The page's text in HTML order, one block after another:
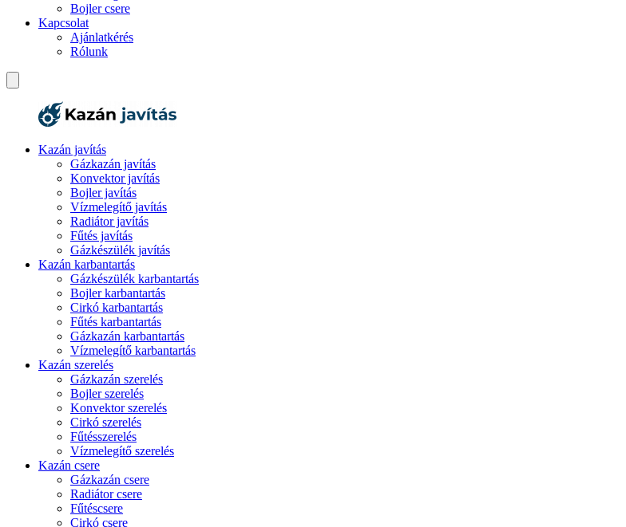
Bojler csere
Kapcsolat
Ajánlatkérés
Rólunk
Kazán javítás
Gázkazán javítás
Konvektor javítás
Bojler javítás
Vízmelegítő javítás
Radiátor javítás
Fűtés javítás
Gázkészülék javítás
Kazán karbantartás
Gázkészülék karbantartás
Bojler karbantartás
Cirkó karbantartás
Fűtés karbantartás
Gázkazán karbantartás
Vízmelegítő karbantartás
Kazán szerelés
Gázkazán szerelés
Bojler szerelés
Konvektor szerelés
Cirkó szerelés
Fűtésszerelés
Vízmelegítő szerelés
Kazán csere
Gázkazán csere
Radiátor csere
Fűtéscsere
Cirkó csere